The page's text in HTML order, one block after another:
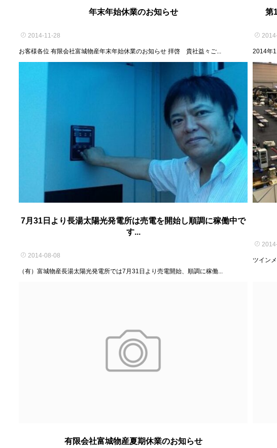
年末年始休業のお知らせ
2014-11-28
お客様各位 有限会社富城物産年末年始休業のお知らせ 拝啓 貴社益々ご...
第
2014年
7月31日より長湯太陽光発電所は売電を開始し順調に稼働中で
す...
2014-08-08
（有）富城物産長湯太陽光発電所では7月31日より売電開始、順調に稼働...
ツイン
有限会社富城物産夏期休業のお知らせ